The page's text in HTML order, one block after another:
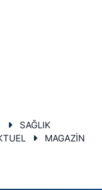
SAĞLIK
MAGAZİN